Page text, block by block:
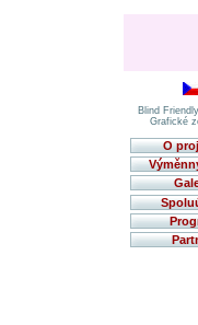
Blind
Grafické
O